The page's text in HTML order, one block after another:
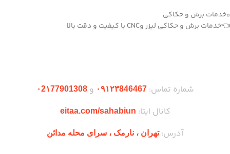
▫️خدمات برش و حکاکی
👈خدمات برش و حکاکی لیزر وCNC با کیفیت و دقت بالا
شماره تماس:۰۹۱۲۳846467 و۰2۱77901308
کانال ایتا: eitaa.com/sahabiun
آدرس:تهران ،‌ نارمک ، سرای محله مدائن